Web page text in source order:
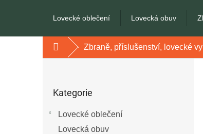
Lovecké oblečení Lovecká obuv
DomůZbraně, příslušenství, lovecké
kategorie
Kategorie
Lovecké oblečení
Lovecká obuv